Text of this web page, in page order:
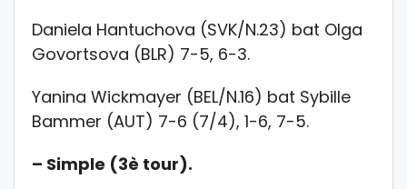
Daniela Hantuchova (SVK/N.23) bat Olga
Govortsova (BLR) 7-5, 6-3.
Yanina Wickmayer (BEL/N.16) bat Sybille
Bammer (AUT) 7-6 (7/4), 1-6, 7-5.
– Simple (3è tour).